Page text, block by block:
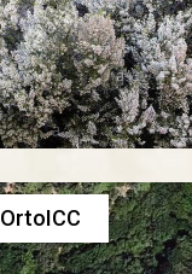
OrtoICC